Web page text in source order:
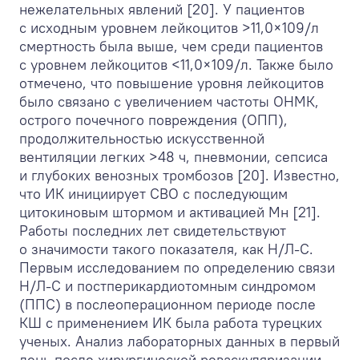
нежелательных явлений [20]. У пациентов
с исходным уровнем лейкоцитов >11,0×109/л
смертность была выше, чем среди пациентов
с уровнем лейкоцитов <11,0×109/л. Также было
отмечено, что повышение уровня лейкоцитов
было связано с увеличением частоты ОНМК,
острого почечного повреждения (ОПП),
продолжительностью искусственной
вентиляции легких >48 ч, пневмонии, сепсиса
и глубоких венозных тромбозов [20]. Известно,
что ИК инициирует СВО с последующим
цитокиновым штормом и активацией Мн [21].
Работы последних лет свидетельствуют
о значимости такого показателя, как Н/Л-С.
Первым исследованием по определению связи
Н/Л-С и постперикардиотомным синдромом
(ППС) в послеоперационном периоде после
КШ с применением ИК была работа турецких
ученых. Анализ лабораторных данных в первый